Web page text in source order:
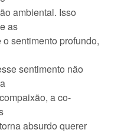
ambiental. Isso
as
sentimento profundo,
sentimento não
a co-
absurdo querer